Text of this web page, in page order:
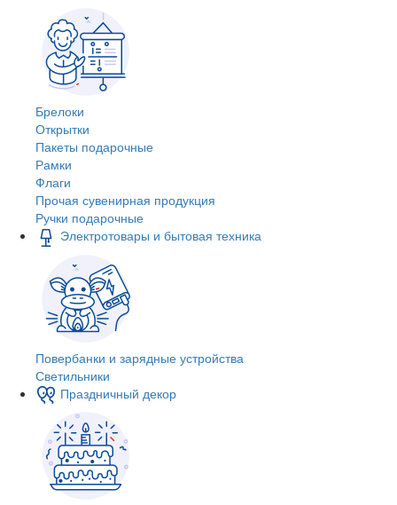
Брелоки
Открытки
Пакеты подарочные
Рамки
Флаги
Прочая сувенирная продукция
Ручки подарочные
Электротовары и бытовая техника
Повербанки и зарядные устройства
Светильники
Праздничный декор